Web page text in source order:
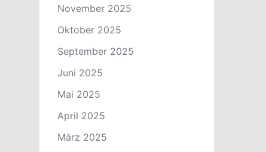
November 2025
Oktober 2025
September 2025
Juni 2025
Mai 2025
April 2025
März 2025